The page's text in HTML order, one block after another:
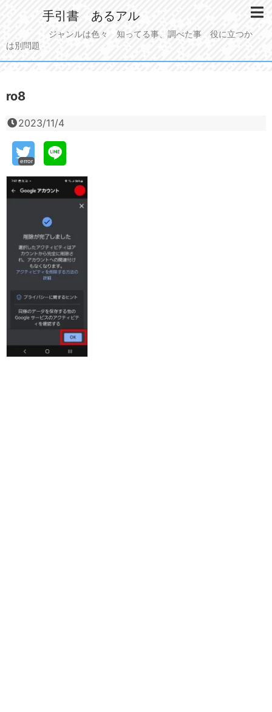
手引書 あるアル
ジャンルは色々 知ってる事、調べた事 役に立つか
は別問題
ro8
2023/11/4
error